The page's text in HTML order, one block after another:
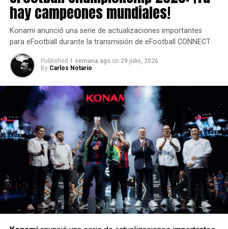
El trofeo de Rainbow Six Siege en la EWC es el único gran
título del circuito competitivo del juego que aún no ha sido
conquistado por un equipo brasileño.
Desde 2017, equipos brasileños han ganado nueve de los
17 torneos internacionales disputados, acumulando más
de US$ 13 millones en premios.
hay campeones mundiales!
Konami anunció una serie de actualizaciones importantes
para eFootball durante la transmisión de eFootball CONNECT
Published 1 semana ago on 29 julio, 2026
By Carlos Notario